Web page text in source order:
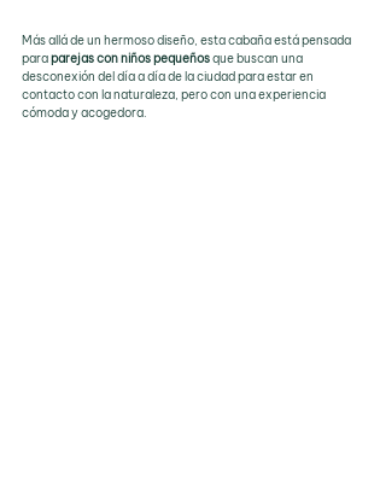
Más allá de un hermoso diseño, esta cabaña está pensada
para parejas con niños pequeños que buscan una
desconexión del día a día de la ciudad para estar en
contacto con la naturaleza, pero con una experiencia
cómoda y acogedora.